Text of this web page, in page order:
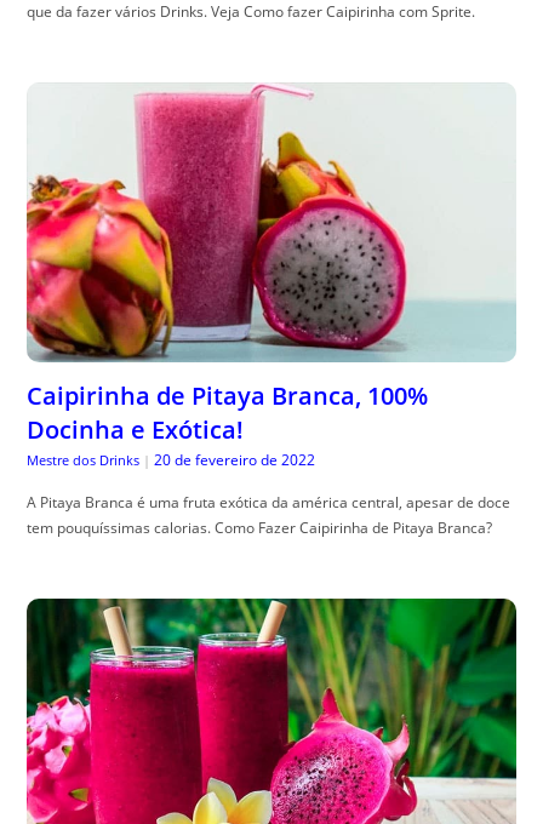
que da fazer vários Drinks. Veja Como fazer Caipirinha com Sprite.
Caipirinha de Pitaya Branca, 100%
Docinha e Exótica!
Mestre dos Drinks | 20 de fevereiro de 2022
A Pitaya Branca é uma fruta exótica da américa central, apesar de doce
tem pouquíssimas calorias. Como Fazer Caipirinha de Pitaya Branca?